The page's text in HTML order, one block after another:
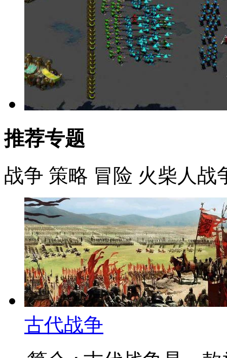
推荐专题
战争 策略 冒险 火柴人战
古代战争